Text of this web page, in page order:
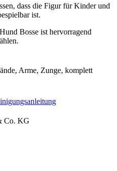
dass die Figur für Kinder und
ist.
Hund Bosse ist hervorragend
Arme, Zunge, komplett
Co. KG